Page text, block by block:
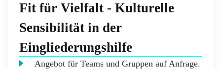
Fit für Vielfalt - Kulturelle
Sensibilität in der
Eingliederungshilfe
Angebot für Teams und Gruppen auf Anfrage.